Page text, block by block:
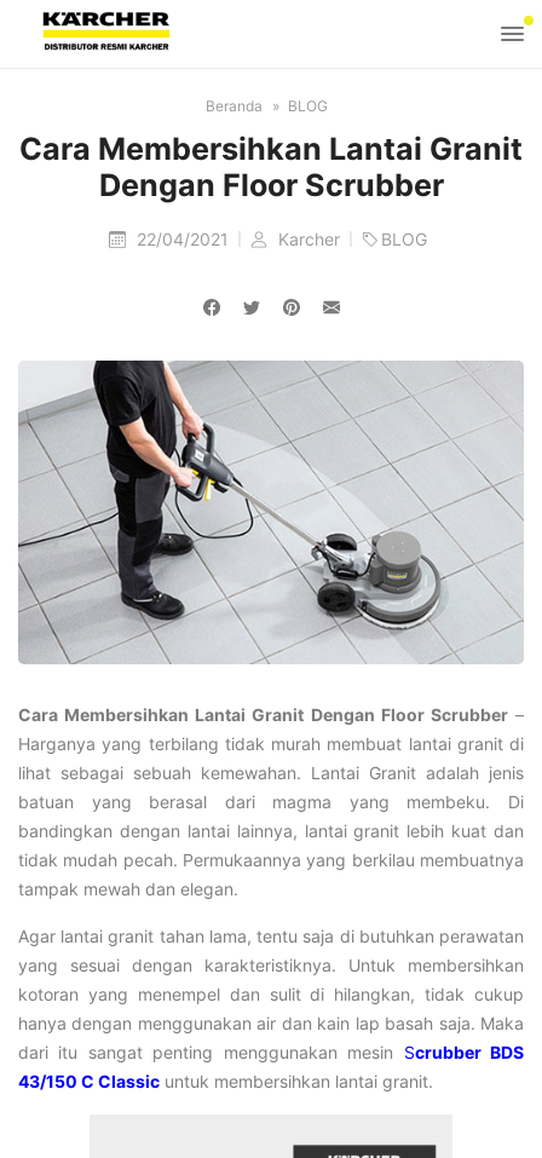
Beranda BLOG
Cara Membersihkan Lantai Granit
Dengan Floor Scrubber
22/04/2021 Karcher BLOG
Cara Membersihkan Lantai Granit Dengan Floor Scrubber–
Harganya yang terbilang tidak murah membuat lantai granit di
lihat sebagai sebuah kemewahan. Lantai Granit adalah jenis
batuan yang berasal dari magma yang membeku. Di
bandingkan dengan lantai lainnya, lantai granit lebih kuat dan
tidak mudah pecah. Permukaannya yang berkilau membuatnya
tampak mewah dan elegan.
Agar lantai granit tahan lama, tentu saja di butuhkan perawatan
yang sesuai dengan karakteristiknya. Untuk membersihkan
kotoran yang menempel dan sulit di hilangkan, tidak cukup
hanya dengan menggunakan air dan kain lap basah saja. Maka
dari itu sangat penting menggunakan mesin Scrubber BDS
43/150 C Classic untuk membersihkan lantai granit.